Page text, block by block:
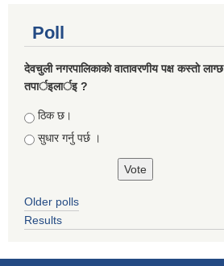
Poll
देवचुली नगरपालिकाकाे वातावरणीय पक्ष कस्ताे लाग्छ
तपार्इलार्इ ?
Choices
ठिक छ।
सुधार गर्नु पर्छ ।
Older polls
Results